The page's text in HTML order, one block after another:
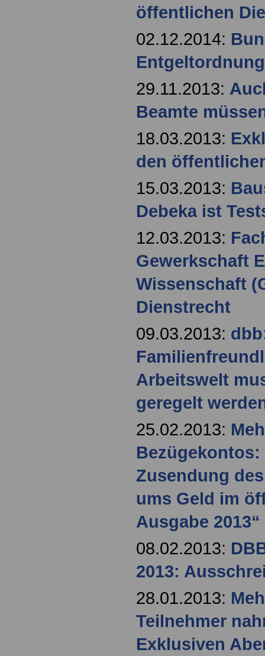
öffentlichen
02.12.2014:
29.11.2013:
Beamte
18.03.2013:
den
15.03.2013:
Debeka ist
12.03.2013:
Gewerkschaft
Wissenschaft
Dienstrecht
09.03.2013:
Arbeitswelt
geregelt
25.02.2013:
Zusendung
ums Geld im
Ausgabe 2013“
08.02.2013:
2013:
28.01.2013:
Teilnehmer
Exklusiven